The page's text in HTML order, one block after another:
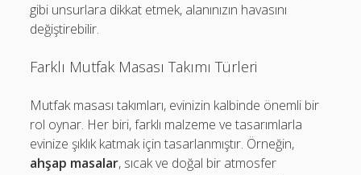
gibi unsurlara dikkat etmek, alanınızın havasını
değiştirebilir.
Farklı Mutfak Masası Takımı Türleri
Mutfak masası takımları, evinizin kalbinde önemli bir
rol oynar. Her biri, farklı malzeme ve tasarımlarla
evinize şıklık katmak için tasarlanmıştır. Örneğin,
ahşap masalar, sıcak ve doğal bir atmosfer